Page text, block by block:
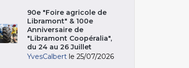
90e "Foire agricole de
Libramont" & 100e
Anniversaire de
"Libramont Coopéralia",
du 24 au 26 Juillet
YvesCalbert le 25/07/2026